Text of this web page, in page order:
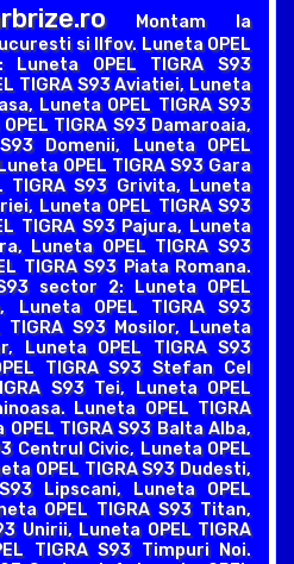
Montam la
si Ilfov. Luneta OPEL
OPEL TIGRA S93
TIGRA S93 Aviatiei, Luneta
Luneta OPEL TIGRA S93
TIGRA S93 Damaroaia,
Domenii, Luneta OPEL
OPEL TIGRA S93 Gara
TIGRA S93 Grivita, Luneta
Luneta OPEL TIGRA S93
TIGRA S93 Pajura, Luneta
Luneta OPEL TIGRA S93
TIGRA S93 Piata Romana.
sector 2: Luneta OPEL
Luneta OPEL TIGRA S93
TIGRA S93 Mosilor, Luneta
Luneta OPEL TIGRA S93
TIGRA S93 Stefan Cel
S93 Tei, Luneta OPEL
Luneta OPEL TIGRA
TIGRA S93 Balta Alba,
Centrul Civic, Luneta OPEL
OPEL TIGRA S93 Dudesti,
Lipscani, Luneta OPEL
OPEL TIGRA S93 Titan,
Unirii, Luneta OPEL TIGRA
TIGRA S93 Timpuri Noi.